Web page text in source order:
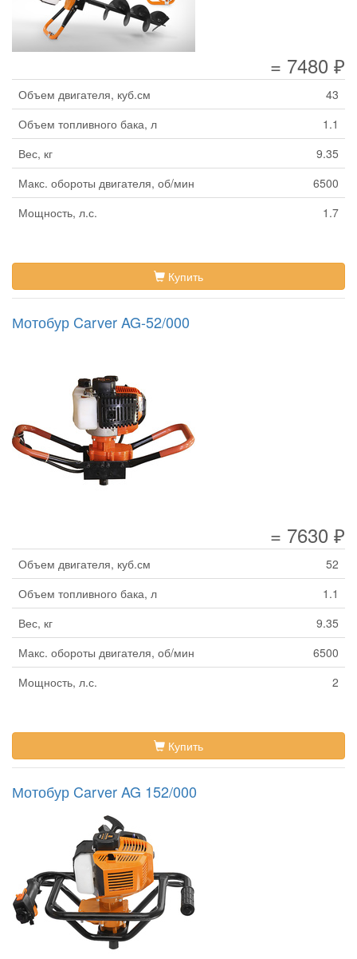
= 7480 ₽
Объем двигателя, куб.см
43
Объем топливного бака, л
1.1
Вес, кг
9.35
Макс. обороты двигателя, об/мин
6500
Мощность, л.с.
1.7
Купить
Мотобур Carver AG-52/000
= 7630 ₽
Объем двигателя, куб.см
52
Объем топливного бака, л
1.1
Вес, кг
9.35
Макс. обороты двигателя, об/мин
6500
Мощность, л.с.
2
Купить
Мотобур Carver AG 152/000